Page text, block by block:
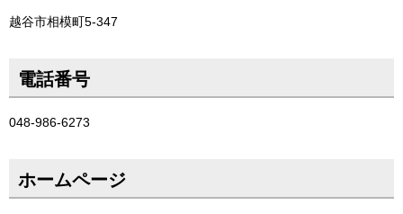
越谷市相模町5-347
電話番号
048-986-6273
ホームページ